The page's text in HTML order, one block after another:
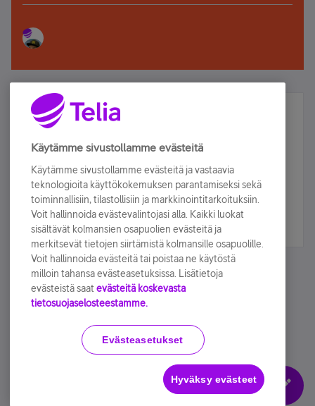
Älä jää paitsi – osallistu ja voita!
Tilaa Telian uutiskirje ja olet mukana arvonnassa.
sähköpostiisi.
Tilaa nyt
Käyttöehdot Accessibility statement
Evästeasetukset
Käytämme sivustollamme evästeitä
Käytämme sivustollamme evästeitä ja vastaavia
teknologioita käyttökokemuksen parantamiseksi sekä
toiminnallisiin, tilastollisiin ja markkinointitarkoituksiin.
Voit hallinnoida evästevalintojasi alla. Kaikki luokat
sisältävät kolmansien osapuolien evästeitä ja
merkitsevät tietojen siirtämistä kolmansille osapuolille.
Voit hallinnoida evästeitä tai poistaa ne käytöstä
milloin tahansa evästeasetuksissa. Lisätietoja
evästeistä saat evästeitä koskevasta
tietosuojaselosteestamme.
Evästeasetukset
Hyväksy evästeet